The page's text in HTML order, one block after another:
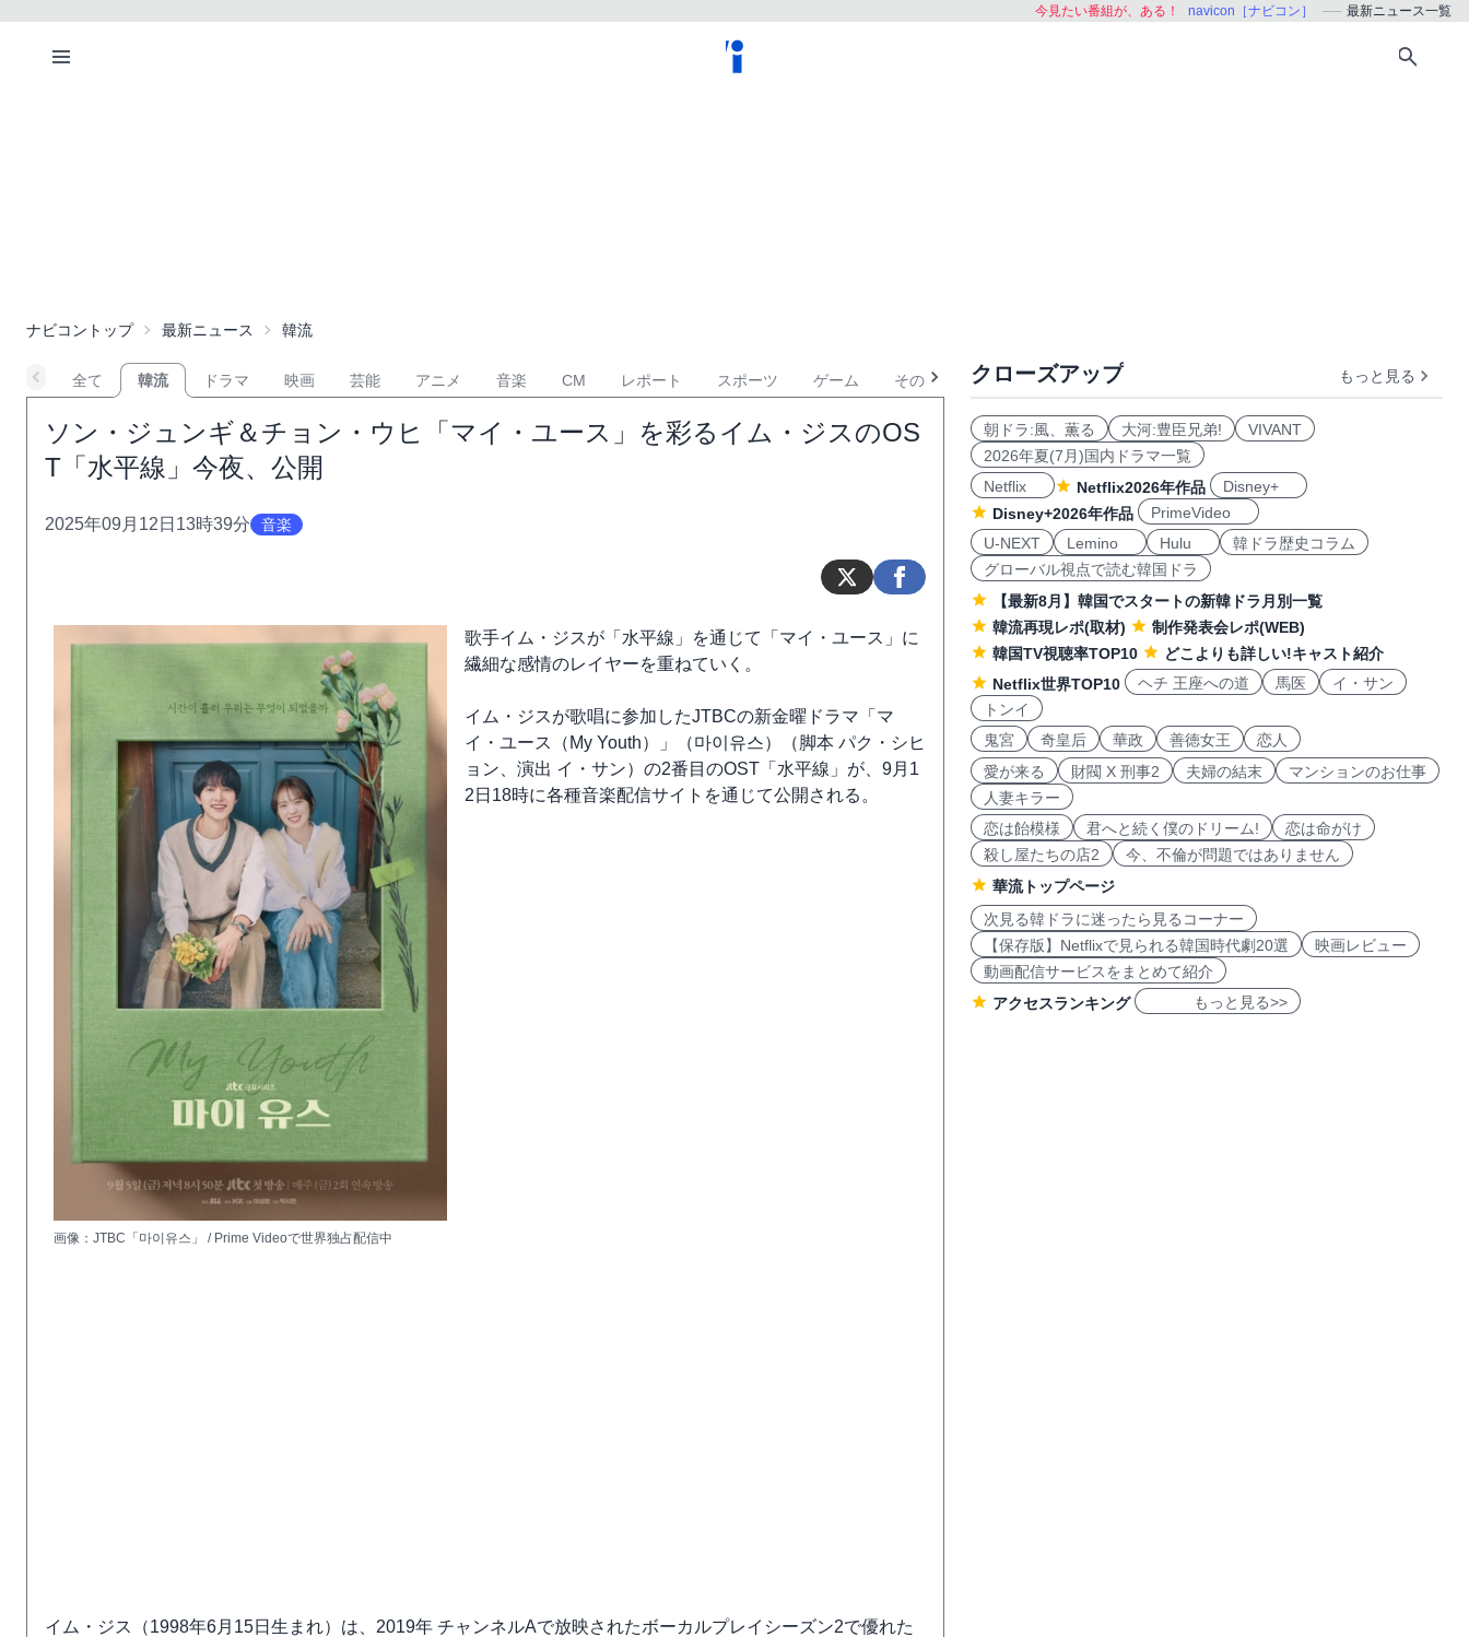
今見たい番組が、ある！ navicon［ナビコン］ 最新ニュース一覧
ナビコントップ 最新ニュース 韓流
全て 韓流 ドラマ 映画 芸能 アニメ 音楽 CM レポート スポーツ ゲーム その他
ソン・ジュンギ＆チョン・ウヒ「マイ・ユース」を彩るイム・ジスのOS
T「水平線」今夜、公開
2025年09月12日13時39分 音楽
画像：JTBC「마이유스」 / Prime Videoで世界独占配信中
歌手イム・ジスが「水平線」を通じて「マイ・ユース」に
繊細な感情のレイヤーを重ねていく。
イム・ジスが歌唱に参加したJTBCの新金曜ドラマ「マ
イ・ユース（My Youth）」（마이유스）（脚本 パク・シヒ
ョン、演出 イ・サン）の2番目のOST「水平線」が、9月1
2日18時に各種音楽配信サイトを通じて公開される。
イム・ジス（1998年6月15日生まれ）は、2019年 チャンネルAで放映されたボーカルプレイシーズン2で優れた
クローズアップ もっと見る
朝ドラ:風、薫る 大河:豊臣兄弟!
VIVANT
2026年夏(7月)国内ドラマ一覧
Netflix
Netflix2026年作品
Disney+
Disney+2026年作品
PrimeVideo
U-NEXT
Lemino Hulu
韓ドラ歴史コラム
グローバル視点で読む韓国ドラ
【最新8月】韓国でスタートの新韓ドラ月別一覧
韓流再現レポ(取材)
制作発表会レポ(WEB)
韓国TV視聴率TOP10
どこよりも詳しい!キャスト紹介
Netflix世界TOP10
ヘチ 王座への道 馬医
イ・サン
トンイ
鬼宮
奇皇后 華政 善徳女王
恋人
愛が来る
財閥 X 刑事2 夫婦の結末
マンションのお仕事
人妻キラー
恋は飴模様
君へと続く僕のドリーム!
恋は命がけ
殺し屋たちの店2
今、不倫が問題ではありません
華流トップページ
次見る韓ドラに迷ったら見るコーナー
【保存版】Netflixで見られる韓国時代劇20選
映画レビュー
動画配信サービスをまとめて紹介
アクセスランキング
もっと見る>>